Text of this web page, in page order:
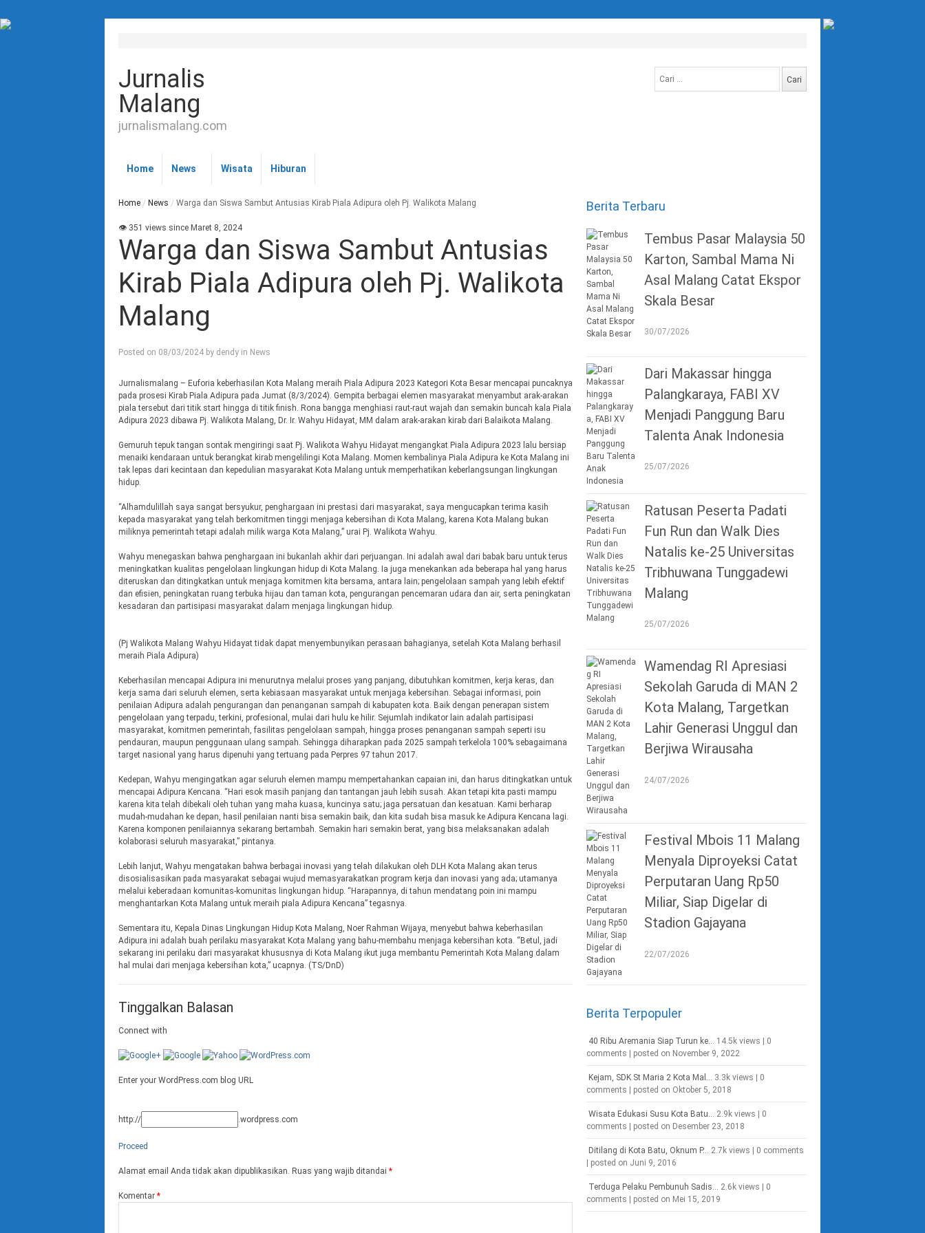
Jurnalis
Malang
jurnalismalang.com
untuk:
Home News Wisata Hiburan
Home / News / Warga dan Siswa Sambut Antusias Kirab Piala Adipura oleh Pj. Walikota Malang
👁 351 views since Maret 8, 2024
Warga dan Siswa Sambut Antusias
Kirab Piala Adipura oleh Pj. Walikota
Malang
Posted on 08/03/2024 by dendy in News
Jurnalismalang – Euforia keberhasilan Kota Malang meraih Piala Adipura 2023 Kategori Kota Besar mencapai puncaknya
pada prosesi Kirab Piala Adipura pada Jumat (8/3/2024). Gempita berbagai elemen masyarakat menyambut arak-arakan
piala tersebut dari titik start hingga di titik finish. Rona bangga menghiasi raut-raut wajah dan semakin buncah kala Piala
Adipura 2023 dibawa Pj. Walikota Malang, Dr. Ir. Wahyu Hidayat, MM dalam arak-arakan kirab dari Balaikota Malang.
Gemuruh tepuk tangan sontak mengiringi saat Pj. Walikota Wahyu Hidayat mengangkat Piala Adipura 2023 lalu bersiap
menaiki kendaraan untuk berangkat kirab mengelilingi Kota Malang. Momen kembalinya Piala Adipura ke Kota Malang ini
tak lepas dari kecintaan dan kepedulian masyarakat Kota Malang untuk memperhatikan keberlangsungan lingkungan
hidup.
“Alhamdulillah saya sangat bersyukur, penghargaan ini prestasi dari masyarakat, saya mengucapkan terima kasih
kepada masyarakat yang telah berkomitmen tinggi menjaga kebersihan di Kota Malang, karena Kota Malang bukan
miliknya pemerintah tetapi adalah milik warga Kota Malang,” urai Pj. Walikota Wahyu.
Wahyu menegaskan bahwa penghargaan ini bukanlah akhir dari perjuangan. Ini adalah awal dari babak baru untuk terus
meningkatkan kualitas pengelolaan lingkungan hidup di Kota Malang. Ia juga menekankan ada beberapa hal yang harus
diteruskan dan ditingkatkan untuk menjaga komitmen kita bersama, antara lain; pengelolaan sampah yang lebih efektif
dan efisien, peningkatan ruang terbuka hijau dan taman kota, pengurangan pencemaran udara dan air, serta peningkatan
kesadaran dan partisipasi masyarakat dalam menjaga lingkungan hidup.
(Pj Walikota Malang Wahyu Hidayat tidak dapat menyembunyikan perasaan bahagianya, setelah Kota Malang berhasil
meraih Piala Adipura)
Keberhasilan mencapai Adipura ini menurutnya melalui proses yang panjang, dibutuhkan komitmen, kerja keras, dan
kerja sama dari seluruh elemen, serta kebiasaan masyarakat untuk menjaga kebersihan. Sebagai informasi, poin
penilaian Adipura adalah pengurangan dan penanganan sampah di kabupaten kota. Baik dengan penerapan sistem
pengelolaan yang terpadu, terkini, profesional, mulai dari hulu ke hilir. Sejumlah indikator lain adalah partisipasi
masyarakat, komitmen pemerintah, fasilitas pengelolaan sampah, hingga proses penanganan sampah seperti isu
pendauran, maupun penggunaan ulang sampah. Sehingga diharapkan pada 2025 sampah terkelola 100% sebagaimana
target nasional yang harus dipenuhi yang tertuang pada Perpres 97 tahun 2017.
Kedepan, Wahyu mengingatkan agar seluruh elemen mampu mempertahankan capaian ini, dan harus ditingkatkan untuk
mencapai Adipura Kencana. “Hari esok masih panjang dan tantangan jauh lebih susah. Akan tetapi kita pasti mampu
karena kita telah dibekali oleh tuhan yang maha kuasa, kuncinya satu; jaga persatuan dan kesatuan. Kami berharap
mudah-mudahan ke depan, hasil penilaian nanti bisa semakin baik, dan kita sudah bisa masuk ke Adipura Kencana lagi.
Karena komponen penilaiannya sekarang bertambah. Semakin hari semakin berat, yang bisa melaksanakan adalah
kolaborasi seluruh masyarakat,” pintanya.
Lebih lanjut, Wahyu mengatakan bahwa berbagai inovasi yang telah dilakukan oleh DLH Kota Malang akan terus
disosialisasikan pada masyarakat sebagai wujud memasyarakatkan program kerja dan inovasi yang ada; utamanya
melalui keberadaan komunitas-komunitas lingkungan hidup. “Harapannya, di tahun mendatang poin ini mampu
menghantarkan Kota Malang untuk meraih piala Adipura Kencana” tegasnya.
Sementara itu, Kepala Dinas Lingkungan Hidup Kota Malang, Noer Rahman Wijaya, menyebut bahwa keberhasilan
Adipura ini adalah buah perilaku masyarakat Kota Malang yang bahu-membahu menjaga kebersihan kota. “Betul, jadi
sekarang ini perilaku dari masyarakat khususnya di Kota Malang ikut juga membantu Pemerintah Kota Malang dalam
hal mulai dari menjaga kebersihan kota,” ucapnya. (TS/DnD)
Tinggalkan Balasan
Connect with
Enter your WordPress.com blog URL
http:// .wordpress.com
Proceed
Alamat email Anda tidak akan dipublikasikan. Ruas yang wajib ditandai *
Komentar *
Berita Terbaru
Tembus Pasar Malaysia 50
Karton, Sambal Mama Ni
Asal Malang Catat Ekspor
Skala Besar
30/07/2026
Dari Makassar hingga
Palangkaraya, FABI XV
Menjadi Panggung Baru
Talenta Anak Indonesia
25/07/2026
Ratusan Peserta Padati
Fun Run dan Walk Dies
Natalis ke-25 Universitas
Tribhuwana Tunggadewi
Malang
25/07/2026
Wamendag RI Apresiasi
Sekolah Garuda di MAN 2
Kota Malang, Targetkan
Lahir Generasi Unggul dan
Berjiwa Wirausaha
24/07/2026
Festival Mbois 11 Malang
Menyala Diproyeksi Catat
Perputaran Uang Rp50
Miliar, Siap Digelar di
Stadion Gajayana
22/07/2026
Berita Terpopuler
40 Ribu Aremania Siap Turun ke... 14.5k views
0
comments
posted on November 9, 2022
Kejam, SDK St Maria 2 Kota Mal... 3.3k views
0
comments
posted on Oktober 5, 2018
Wisata Edukasi Susu Kota Batu... 2.9k views
0
comments
posted on Desember 23, 2018
Ditilang di Kota Batu, Oknum P... 2.7k views
0 comments
posted on Juni 9, 2016
Terduga Pelaku Pembunuh Sadis... 2.6k views
0
comments
posted on Mei 15, 2019